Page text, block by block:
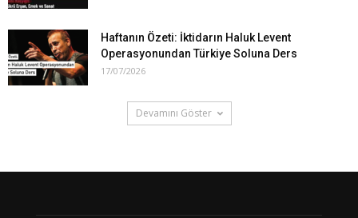
Haftanın Özeti: İktidarın Haluk Levent
Operasyonundan Türkiye Soluna Ders
17/07/2026
Devamını Göster